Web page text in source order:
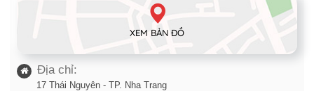
XEM BẢN ĐỒ
Địa chỉ:
17 Thái Nguyên - TP. Nha Trang